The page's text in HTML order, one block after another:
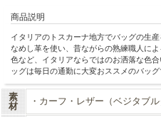
商品説明
イタリアのトスカーナ地方でバッグの生
なめし革を使い、昔ながらの熟練職人に
色など、イタリアならではのお洒落な色
ッグは毎日の通勤に大変おススメのバッグ
素
材
・カーフ・レザー（ベジタブル